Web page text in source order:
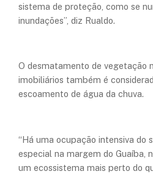
sistema de proteção, como se
inundações”, diz Rualdo.
O desmatamento de vegetação
imobiliários também é
escoamento de água da chuva.
“Há uma ocupação intensiva do
especial na margem do Guaíba,
um ecossistema mais perto do